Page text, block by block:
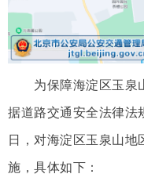
为保障海淀区玉泉山
据道路交通安全法律法
日，对海淀区玉泉山
施，具体如下：